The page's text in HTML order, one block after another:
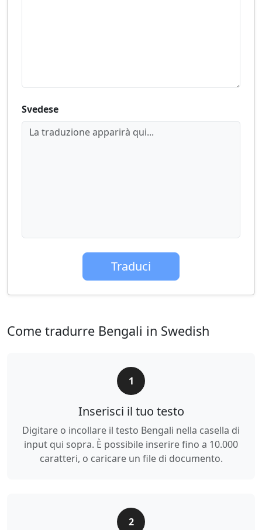
Svedese
La traduzione apparirà qui...
Traduci
Come tradurre Bengali in Swedish
1
Inserisci il tuo testo
Digitare o incollare il testo Bengali nella casella di
input qui sopra. È possibile inserire fino a 10.000
caratteri, o caricare un file di documento.
2